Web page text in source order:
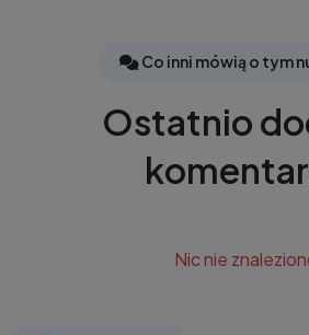
Co inni mówią o tym
Ostatnio
Nic nie